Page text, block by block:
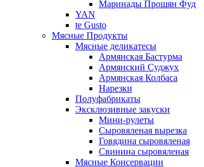
Маринады Прошян Фуд
YAN
te Gusto
Мясные Продукты
Мясные деликатесы
Армянская Бастурма
Армянский Суджух
Армянская Колбаса
Нарезки
Полуфабрикаты
Эксклюзивные закуски
Мини-рулеты
Сыровяленая вырезка
Говядина сыровяленая
Свинина сыровяленая
Мясные Консервации